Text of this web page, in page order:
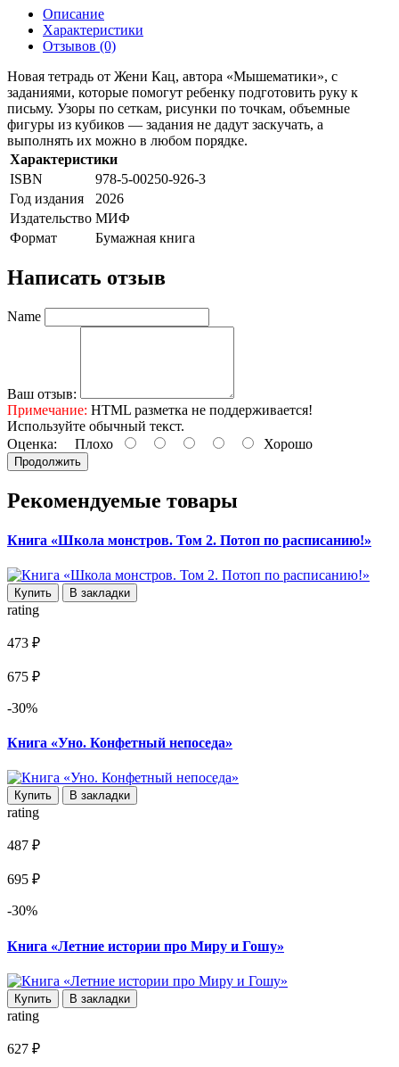
Описание
Характеристики
Отзывов (0)
Новая тетрадь от Жени Кац, автора «Мышематики», с
заданиями, которые помогут ребенку подготовить руку к
письму. Узоры по сеткам, рисунки по точкам, объемные
фигуры из кубиков — задания не дадут заскучать, а
выполнять их можно в любом порядке.
Характеристики
ISBN
978-5-00250-926-3
Год издания
2026
Издательство МИФ
Формат
Бумажная книга
Написать отзыв
Name
Ваш отзыв:
Примечание: HTML разметка не поддерживается!
Используйте обычный текст.
Оценка: Плохо Хорошо
Продолжить
Рекомендуемые товары
Книга «Школа монстров. Том 2. Потоп по расписанию!»
Купить В закладки
rating
473 ₽
675 ₽
-30%
Книга «Уно. Конфетный непоседа»
Купить В закладки
rating
487 ₽
695 ₽
-30%
Книга «Летние истории про Миру и Гошу»
Купить В закладки
rating
627 ₽